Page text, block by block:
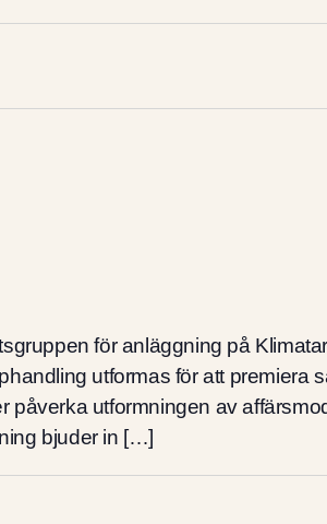
för anläggning på
utformas för att
påverka utformningen av
bjuder in […]